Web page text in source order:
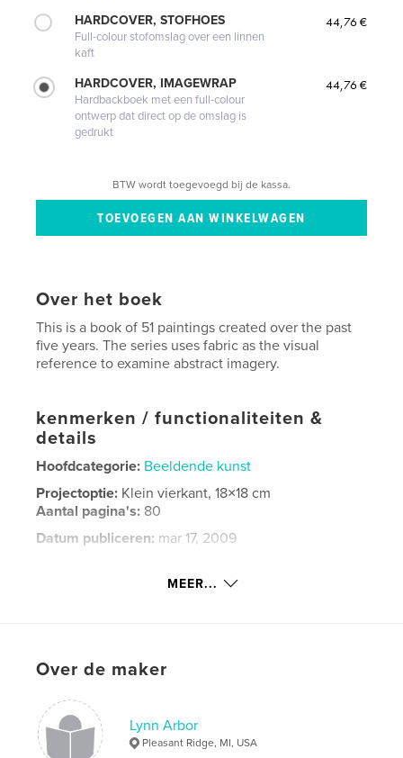
HARDCOVER, STOFHOES
Full-colour stofomslag over een linnen
kaft
44,76 €
HARDCOVER, IMAGEWRAP
Hardbackboek met een full-colour
ontwerp dat direct op de omslag is
gedrukt
44,76 €
BTW wordt toegevoegd bij de kassa.
Over het boek
This is a book of 51 paintings created over the past
five years. The series uses fabric as the visual
reference to examine abstract imagery.
kenmerken / functionaliteiten &
details
Hoofdcategorie: Beeldende kunst
Projectoptie: Klein vierkant, 18×18 cm
Aantal pagina's: 80
Datum publiceren: mar 17, 2009
oil painting , women's art
MEER...
Over de maker
Lynn Arbor
Pleasant Ridge, MI, USA